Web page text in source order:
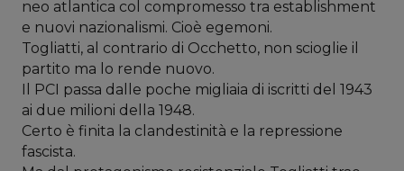
neo atlantica col compromesso tra establishment
e nuovi nazionalismi. Cioè egemoni.
Togliatti, al contrario di Occhetto, non scioglie il
partito ma lo rende nuovo.
Il PCI passa dalle poche migliaia di iscritti del 1943
ai due milioni della 1948.
Certo è finita la clandestinità e la repressione
fascista.